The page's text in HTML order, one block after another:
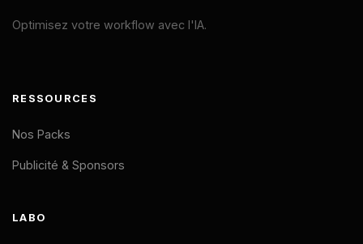
Optimisez votre workflow avec l'IA.
RESSOURCES
Nos Packs
Publicité & Sponsors
LABO